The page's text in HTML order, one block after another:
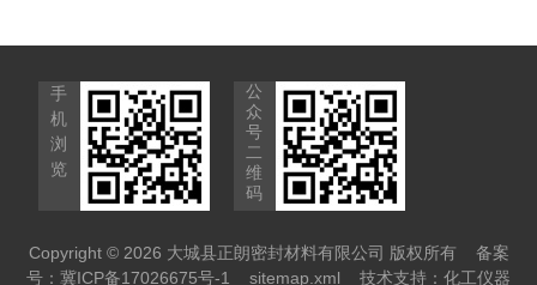
手
机
浏
览
公
众
号
二
维
码
Copyright © 2026 大城县正朗密封材料有限公司 版权所有 备案
号：冀ICP备17026675号-1
sitemap.xml 技术支持： 化工仪器